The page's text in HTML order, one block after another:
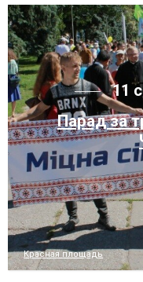
11
Парад за
Красная площадь